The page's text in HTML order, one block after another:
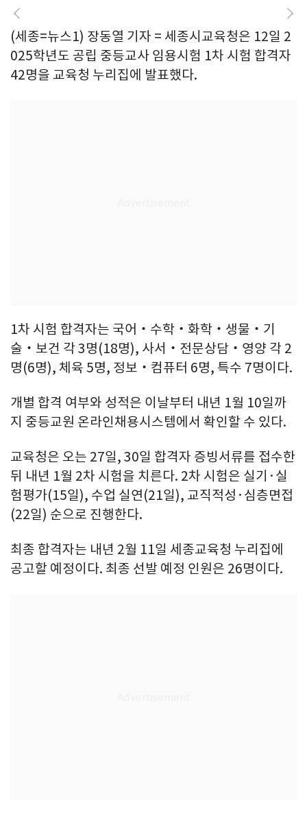
(세종=뉴스1) 장동열 기자 = 세종시교육청은 12일 2
025학년도 공립 중등교사 임용시험 1차 시험 합격자
42명을 교육청 누리집에 발표했다.
1차 시험 합격자는 국어‧수학‧화학‧생물‧기
술‧보건 각 3명(18명), 사서‧전문상담‧영양 각 2
명(6명), 체육 5명, 정보‧컴퓨터 6명, 특수 7명이다.
개별 합격 여부와 성적은 이날부터 내년 1월 10일까
지 중등교원 온라인채용시스템에서 확인할 수 있다.
교육청은 오는 27일, 30일 합격자 증빙서류를 접수한
뒤 내년 1월 2차 시험을 치른다. 2차 시험은 실기·실
험평가(15일), 수업 실연(21일), 교직적성·심층면접
(22일) 순으로 진행한다.
최종 합격자는 내년 2월 11일 세종교육청 누리집에
공고할 예정이다. 최종 선발 예정 인원은 26명이다.